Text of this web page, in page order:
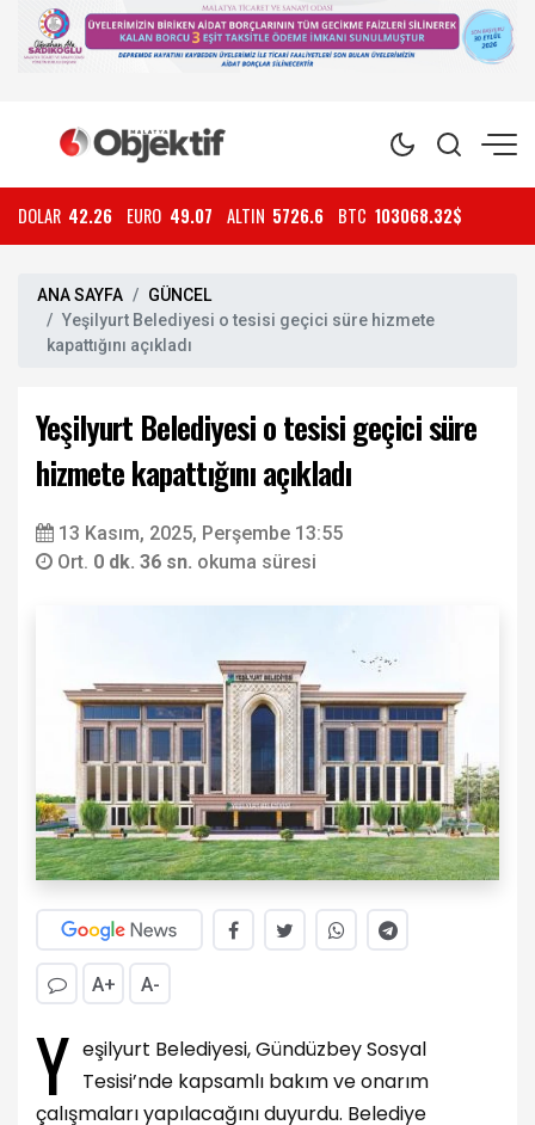
DOLAR 42.26 EURO 49.07 ALTIN 5726.6 BTC 103068.32$
ANA SAYFA
GÜNCEL
Yeşilyurt Belediyesi o tesisi geçici süre hizmete
kapattığını açıkladı
Yeşilyurt Belediyesi o tesisi geçici süre
hizmete kapattığını açıkladı
13 Kasım, 2025, Perşembe 13:55
Ort. 0 dk. 36 sn. okuma süresi
A+ A-
Y eşilyurt Belediyesi, Gündüzbey Sosyal
Tesisi’nde kapsamlı bakım ve onarım
çalışmaları yapılacağını duyurdu. Belediye